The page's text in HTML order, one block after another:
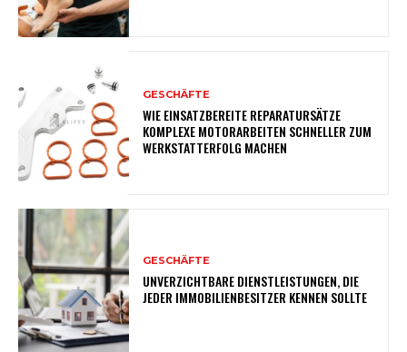
GESCHÄFTE
WIE EINSATZBEREITE REPARATURSÄTZE
KOMPLEXE MOTORARBEITEN SCHNELLER ZUM
WERKSTATTERFOLG MACHEN
GESCHÄFTE
UNVERZICHTBARE DIENSTLEISTUNGEN, DIE
JEDER IMMOBILIENBESITZER KENNEN SOLLTE